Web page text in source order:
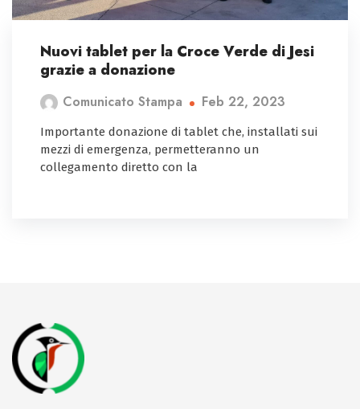
Nuovi tablet per la Croce Verde di Jesi
grazie a donazione
Comunicato Stampa Feb 22, 2023
Importante donazione di tablet che, installati sui
mezzi di emergenza, permetteranno un
collegamento diretto con la